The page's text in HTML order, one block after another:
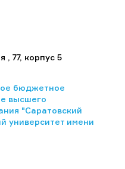
, 77, корпус 5
бюджетное
высшего
"Саратовский
университет имени